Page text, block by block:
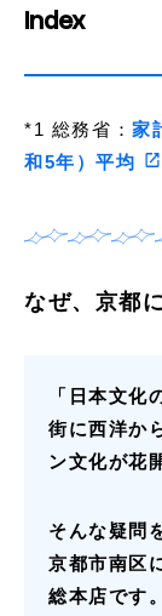
Index
*1 総務省：家
和5年）平均
なぜ、京都
「日本文化
街に西洋か
ン文化が花
そんな疑問
京都市南区
総本店です